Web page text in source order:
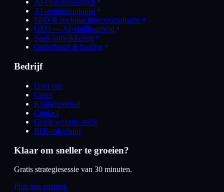
AI-chatoplossingen
AI-stemreceptionist
SEO & zoekmachineoptimalisatie
GEO — AI-vindbaarheid
SaaS-ontwikkeling
Onderhoud & hosting
Bedrijf
Over ons
Cases
Klantenportaal
Contact
Gratis website-audit
ROI-calculator
Klaar om sneller te groeien?
Gratis strategiesessie van 30 minuten.
Plan een gesprek